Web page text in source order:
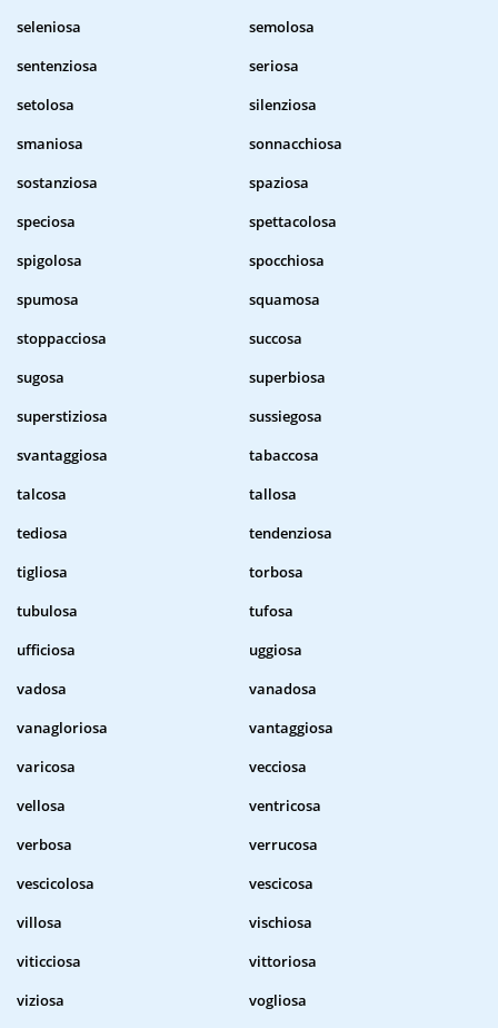
seleniosa
semolosa
sentenziosa
seriosa
setolosa
silenziosa
smaniosa
sonnacchiosa
sostanziosa
spaziosa
speciosa
spettacolosa
spigolosa
spocchiosa
spumosa
squamosa
stoppacciosa
succosa
sugosa
superbiosa
superstiziosa
sussiegosa
svantaggiosa
tabaccosa
talcosa
tallosa
tediosa
tendenziosa
tigliosa
torbosa
tubulosa
tufosa
ufficiosa
uggiosa
vadosa
vanadosa
vanagloriosa
vantaggiosa
varicosa
vecciosa
vellosa
ventricosa
verbosa
verrucosa
vescicolosa
vescicosa
villosa
vischiosa
viticciosa
vittoriosa
viziosa
vogliosa